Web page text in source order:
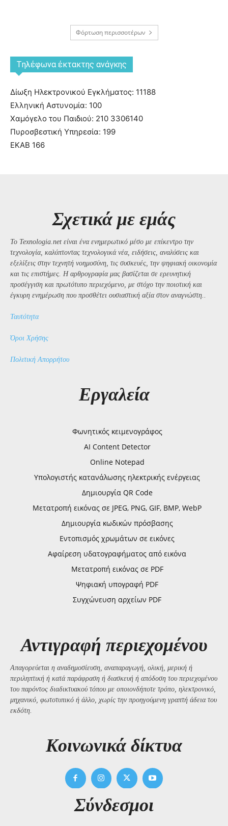
Φόρτωση περισσοτέρων
Tηλέφωνα έκτακτης ανάγκης
Δίωξη Ηλεκτρονικού Εγκλήματος: 11188
Ελληνική Αστυνομία: 100
Χαμόγελο του Παιδιού: 210 3306140
Πυροσβεστική Υπηρεσία: 199
ΕΚΑΒ 166
Σχετικά με εμάς
Το Texnologia.net είναι ένα ενημερωτικό μέσο με επίκεντρο την
τεχνολογία, καλύπτοντας τεχνολογικά νέα, ειδήσεις, αναλύσεις και
εξελίξεις στην τεχνητή νοημοσύνη, τις συσκευές, την ψηφιακή οικονομία
και τις επιστήμες. Η αρθρογραφία μας βασίζεται σε ερευνητική
προσέγγιση και πρωτότυπο περιεχόμενο, με στόχο την ποιοτική και
έγκυρη ενημέρωση που προσθέτει ουσιαστική αξία στον αναγνώστη..
Ταυτότητα
Όροι Χρήσης
Πολιτική Απορρήτου
Εργαλεία
Φωνητικός κειμενογράφος
AI Content Detector
Online Notepad
Υπολογιστής κατανάλωσης ηλεκτρικής ενέργειας
Δημιουργία QR Code
Μετατροπή εικόνας σε JPEG, PNG, GIF, BMP, WebP
Δημιουργία κωδικών πρόσβασης
Εντοπισμός χρωμάτων σε εικόνες
Αφαίρεση υδατογραφήματος από εικόνα
Μετατροπή εικόνας σε PDF
Ψηφιακή υπογραφή PDF
Συγχώνευση αρχείων PDF
Αντιγραφή περιεχομένου
Απαγορεύεται η αναδημοσίευση, αναπαραγωγή, ολική, μερική ή
περιληπτική ή κατά παράφραση ή διασκευή ή απόδοση του περιεχομένου
του παρόντος διαδικτυακού τόπου με οποιονδήποτε τρόπο, ηλεκτρονικό,
μηχανικό, φωτοτυπικό ή άλλο, χωρίς την προηγούμενη γραπτή άδεια του
εκδότη.
Kοινωνικά δίκτυα
Σύνδεσμοι